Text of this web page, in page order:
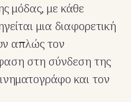
μόδας, με κάθε
μια διαφορετική
απλώς τον
στη σύνδεση της
και τον